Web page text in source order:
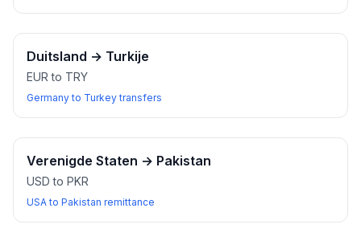
Duitsland → Turkije
EUR to TRY
Germany to Turkey transfers
Verenigde Staten → Pakistan
USD to PKR
USA to Pakistan remittance